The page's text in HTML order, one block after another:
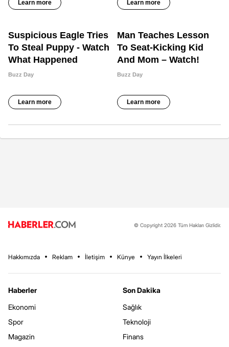
© Copyright 2026 Tüm Hakları Gizlidir.
Hakkımızda Reklam İletişim Künye Yayın İlkeleri
Haberler
Ekonomi
Spor
Magazin
Son Dakika
Sağlık
Teknoloji
Finans